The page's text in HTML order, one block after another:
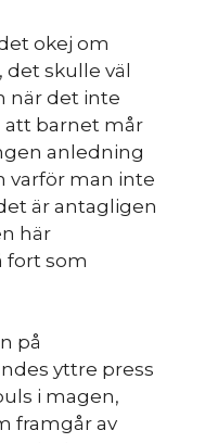
okej om
det skulle väl
när det inte
att barnet mår
anledning
varför man inte
är antagligen
här
fort som
på
yttre press
i magen,
framgår av